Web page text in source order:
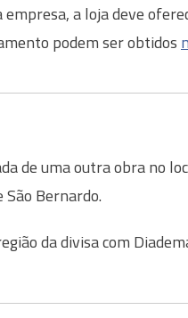
a loja deve
podem ser obtidos
de uma outra obra no
Bernardo.
da divisa com